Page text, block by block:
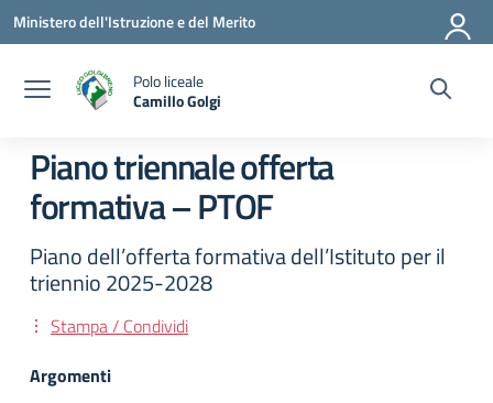
Vai ai contenuti
Vai al menu di navigazione
Vai al footer
Ministero dell'Istruzione e del Merito
Polo liceale
Camillo Golgi
— Visita la pagina iniziale della scuola
Piano triennale offerta
formativa – PTOF
Piano dell’offerta formativa dell’Istituto per il
triennio 2025-2028
Stampa / Condividi
Argomenti